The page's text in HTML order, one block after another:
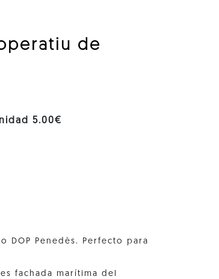
de
5.00€
DOP Penedès. Perfecto para
fachada marítima del